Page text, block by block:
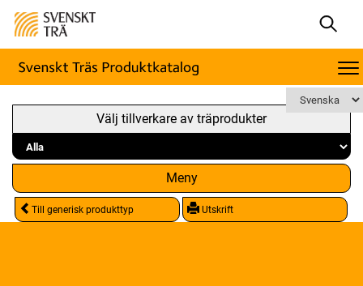
Välj tillverkare av träprodukter
Meny
Till generisk produkttyp Utskrift